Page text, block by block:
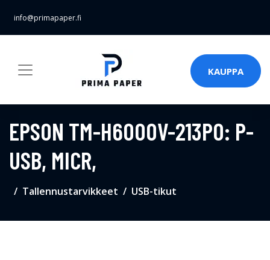
info@primapaper.fi
KAUPPA
EPSON TM-H6000V-213P0: P-
USB, MICR,
Tallennustarvikkeet USB-tikut